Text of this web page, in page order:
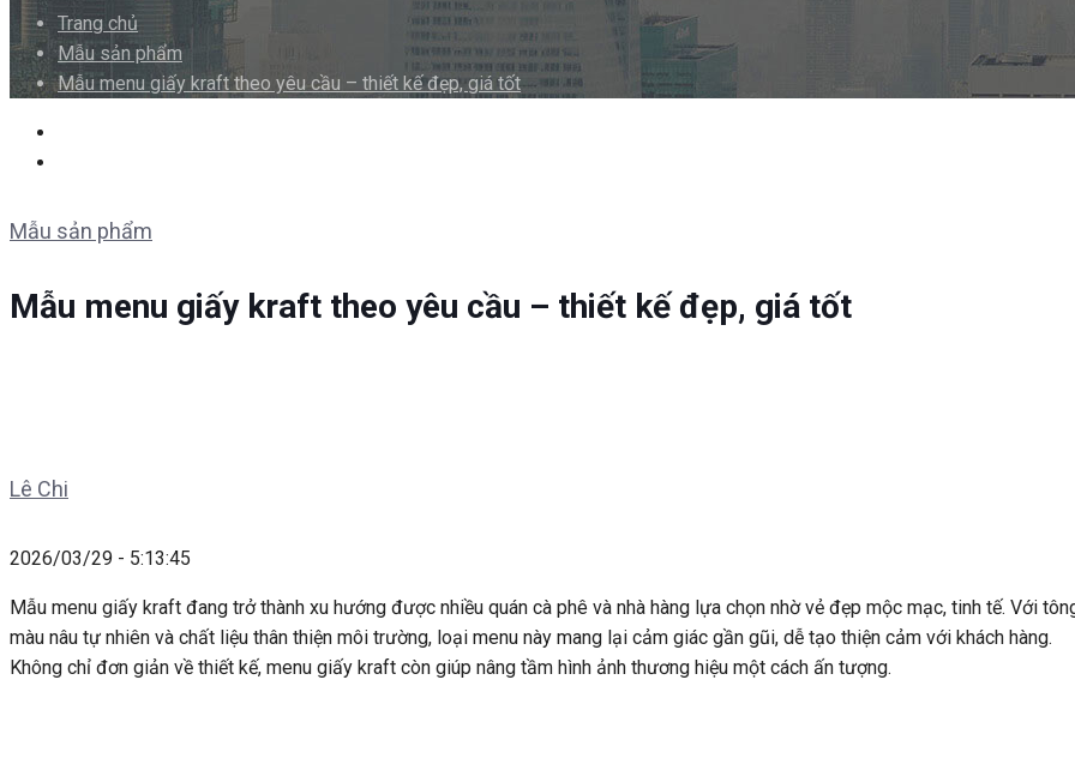
Trang chủ
Mẫu sản phẩm
Mẫu menu giấy kraft theo yêu cầu – thiết kế đẹp, giá tốt
Mẫu sản phẩm
Mẫu menu giấy kraft theo yêu cầu – thiết kế đẹp, giá tốt
Lê Chi
2026/03/29 - 5:13:45
Mẫu menu giấy kraft đang trở thành xu hướng được nhiều quán cà phê và nhà hàng lựa chọn nhờ vẻ đẹp mộc mạc, tinh tế. Với
màu nâu tự nhiên và chất liệu thân thiện môi trường, loại menu này mang lại cảm giác gần gũi, dễ tạo thiện cảm với khách hàng.
Không chỉ đơn giản về thiết kế, menu giấy kraft còn giúp nâng tầm hình ảnh thương hiệu một cách ấn tượng.